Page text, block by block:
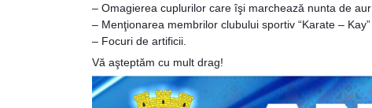
Dispozițiile
primarului
– Omagierea cuplurilor care îşi marchează nunta de aur
– Menţionarea membrilor clubului sportiv “Karate – Kay”
– Focuri de artificii.
Vă aşteptăm cu mult drag!